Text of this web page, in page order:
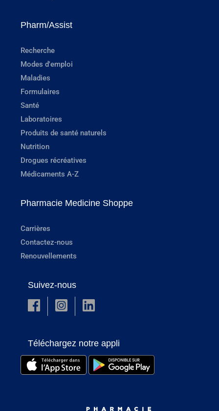
Pharm/Assist
Recherche
Modes d'emploi
Maladies
Formulaires
Santé
Laboratoires
Produits de santé naturels
Nutrition
Drogues récréatives
Médicaments A-Z
Pharmacie Medicine Shoppe
Carrières
Contactez-nous
Renouvellements
Suivez-nous
Téléchargez notre appli